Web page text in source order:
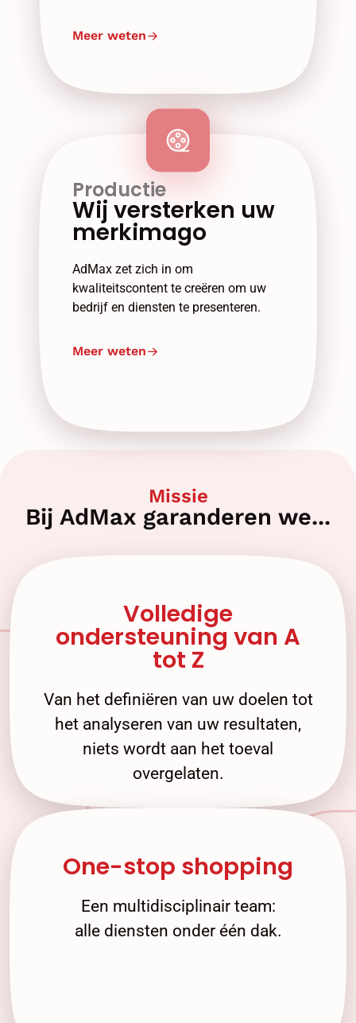
Meer weten
Productie
Wij versterken uw
merkimago
AdMax zet zich in om
kwaliteitscontent te creëren om uw
bedrijf en diensten te presenteren.
Meer weten
Missie
Bij AdMax garanderen we...
Volledige
ondersteuning van A
tot Z
Van het definiëren van uw doelen tot
het analyseren van uw resultaten,
niets wordt aan het toeval
overgelaten.
One-stop shopping
Een multidisciplinair team:
alle diensten onder één dak.